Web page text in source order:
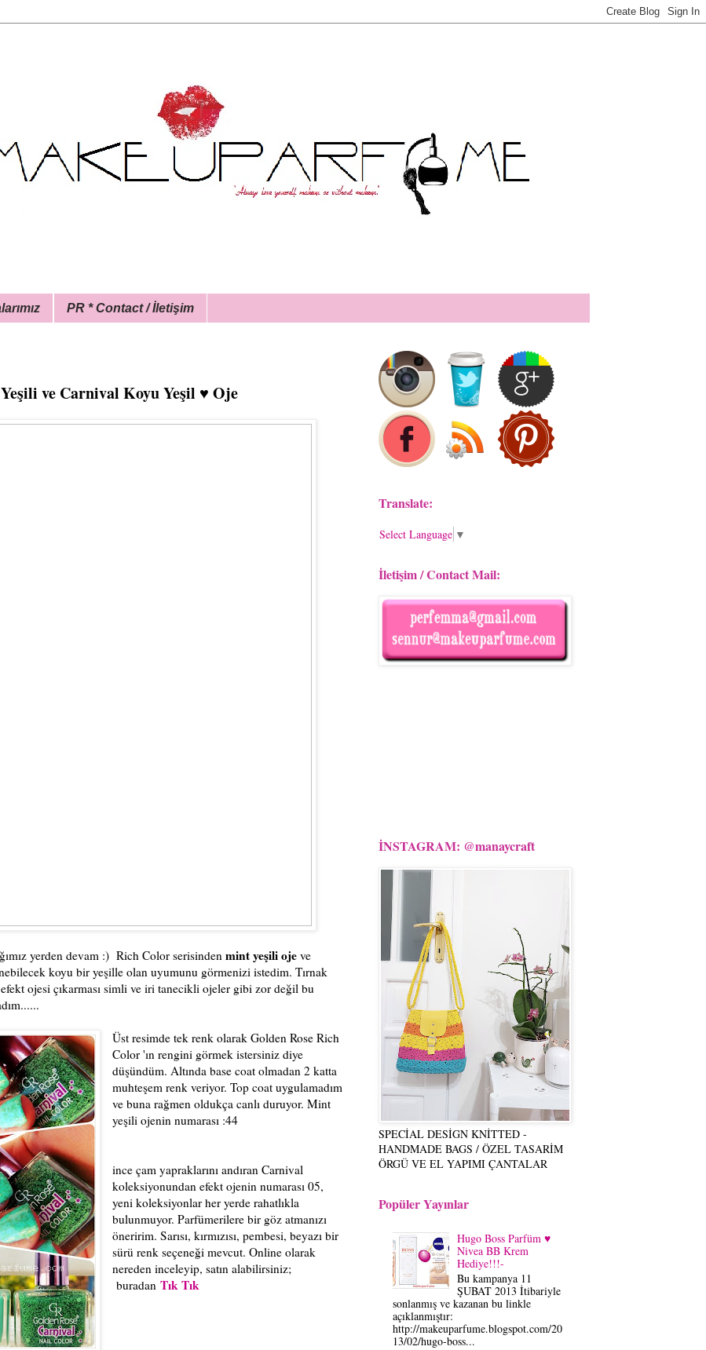
PR * Contact / İletişim
ve Carnival Koyu Yeşil ♥ Oje
yerden devam :) Rich Color serisinden mint yeşili oje ve
koyu bir yeşille olan uyumunu görmenizi istedim. Tırnak
ojesi çıkarması simli ve iri tanecikli ojeler gibi zor değil bu
Üst resimde tek renk olarak Golden Rose Rich
Color 'ın rengini görmek istersiniz diye
düşündüm. Altında base coat olmadan 2 katta
muhteşem renk veriyor. Top coat uygulamadım
ve buna rağmen oldukça canlı duruyor. Mint
yeşili ojenin numarası :44
ince çam yapraklarını andıran Carnival
koleksiyonundan efekt ojenin numarası 05,
yeni koleksiyonlar her yerde rahatlıkla
bulunmuyor. Parfümerilere bir göz atmanızı
öneririm. Sarısı, kırmızısı, pembesi, beyazı bir
sürü renk seçeneği mevcut. Online olarak
nereden inceleyip, satın alabilirsiniz;
buradanTık Tık
Translate:
Select Language ▼
İletişim / Contact Mail:
İNSTAGRAM: @manaycraft
SPECİAL DESİGN KNİTTED -
HANDMADE BAGS / ÖZEL TASARİM
ÖRGÜ VE EL YAPIMI ÇANTALAR
Popüler Yayınlar
Hugo Boss Parfüm ♥
Nivea BB Krem
Hediye!!!-
Bu kampanya 11
ŞUBAT 2013 İtibariyle
sonlanmış ve kazanan bu linkle
açıklanmıştır:
http://makeuparfume.blogspot.com/20
13/02/hugo-boss...